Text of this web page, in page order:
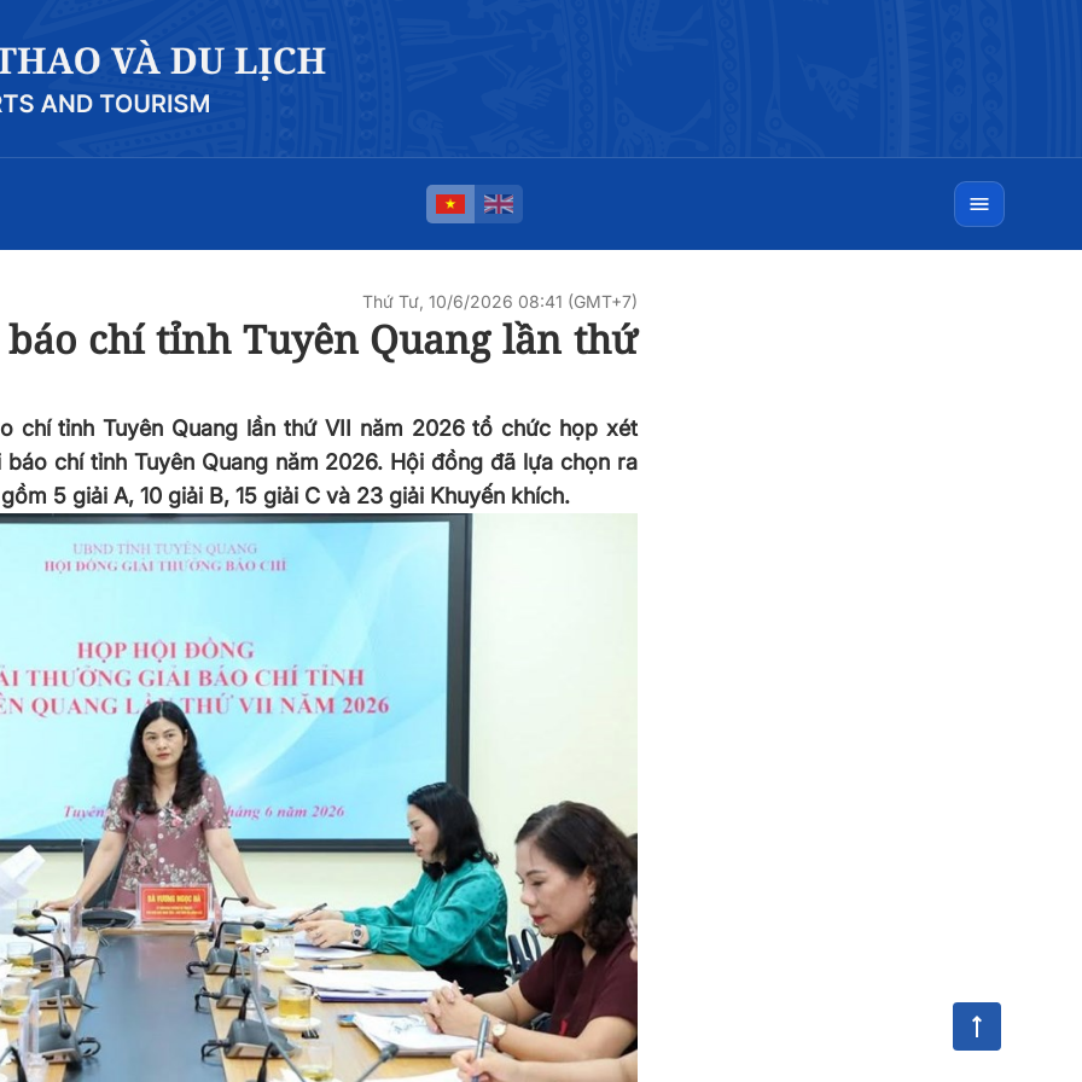
Thứ Tư, 10/6/2026 08:41 (GMT+7)
chí tỉnh Tuyên Quang lần thứ
chí tỉnh Tuyên Quang lần thứ VII năm 2026 tổ chức họp xét
chí tỉnh Tuyên Quang năm 2026. Hội đồng đã lựa chọn ra
5 giải A, 10 giải B, 15 giải C và 23 giải Khuyến khích.